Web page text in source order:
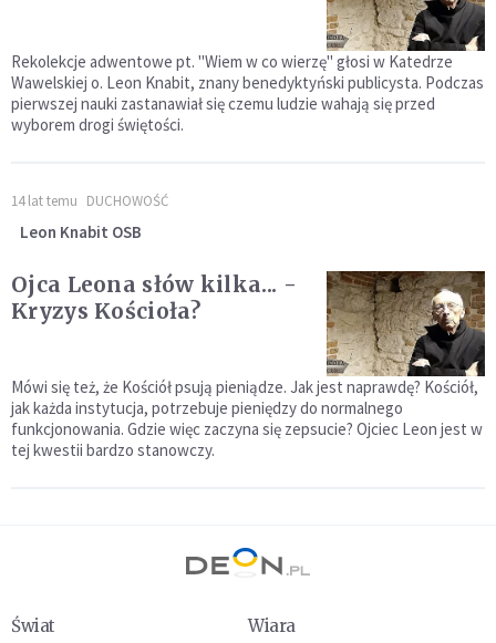
Rekolekcje adwentowe pt. "Wiem w co wierzę" głosi w Katedrze
Wawelskiej o. Leon Knabit, znany benedyktyński publicysta. Podczas
pierwszej nauki zastanawiał się czemu ludzie wahają się przed
wyborem drogi świętości.
14 lat temu DUCHOWOŚĆ
Leon Knabit OSB
Ojca Leona słów kilka... -
Kryzys Kościoła?
Mówi się też, że Kościół psują pieniądze. Jak jest naprawdę? Kościół,
jak każda instytucja, potrzebuje pieniędzy do normalnego
funkcjonowania. Gdzie więc zaczyna się zepsucie? Ojciec Leon jest w
tej kwestii bardzo stanowczy.
Świat
Wiara